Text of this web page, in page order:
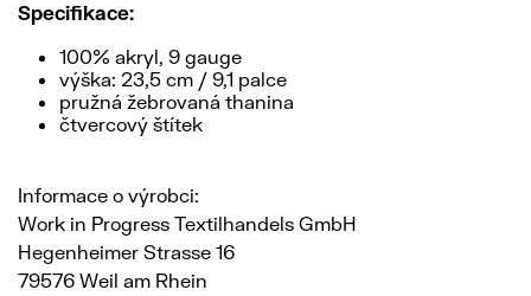
Specifikace:
100% akryl, 9 gauge
výška: 23,5 cm / 9,1 palce
pružná žebrovaná thanina
čtvercový štítek
Informace o výrobci:
Work in Progress Textilhandels GmbH
Hegenheimer Strasse 16
79576 Weil am Rhein